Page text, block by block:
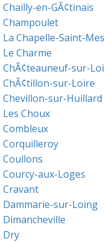
Chailly-en-GÃ¢tinais
Champoulet
La Chapelle-Saint-
Le Charme
ChÃ¢teauneuf-sur-
ChÃ¢tillon-sur-Loire
Chevillon-sur-Huillard
Les Choux
Combleux
Corquilleroy
Coullons
Courcy-aux-Loges
Cravant
Dammarie-sur-Loing
Dimancheville
Dry